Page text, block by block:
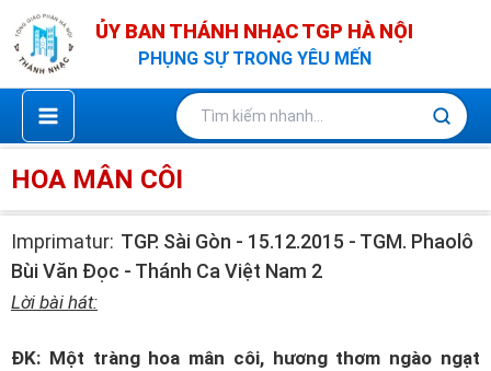
Nhảy
tới
nội
dung
ỦY BAN THÁNH NHẠC TGP HÀ NỘI
PHỤNG SỰ TRONG YÊU MẾN
HOA MÂN CÔI
Imprimatur: TGP. Sài Gòn - 15.12.2015 - TGM. Phaolô
Bùi Văn Đọc - Thánh Ca Việt Nam 2
Lời bài hát:
ĐK: Một tràng hoa mân côi, hương thơm ngào ngạt